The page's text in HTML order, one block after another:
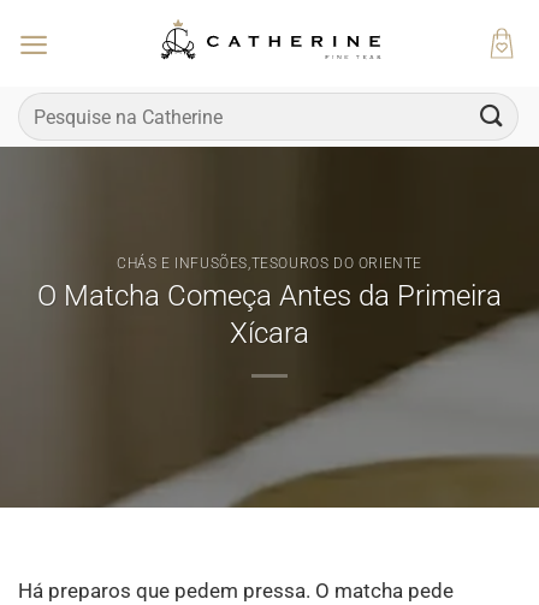
Pesquisar
por:
CHÁS E INFUSÕES,TESOUROS DO ORIENTE
O Matcha Começa Antes da Primeira
Xícara
Há preparos que pedem pressa. O matcha pede